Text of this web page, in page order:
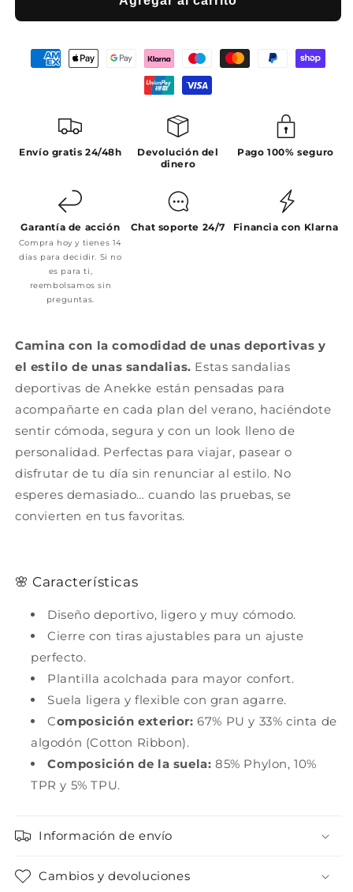
Envío gratis 24/48h
Devolución del
dinero
Pago 100% seguro
Garantía de acción
Compra hoy y tienes 14
días para decidir. Si no
es para ti,
reembolsamos sin
preguntas.
Chat soporte 24/7 Financia con Klarna
Camina con la comodidad de unas deportivas y
el estilo de unas sandalias. Estas sandalias
deportivas de Anekke están pensadas para
acompañarte en cada plan del verano, haciéndote
sentir cómoda, segura y con un look lleno de
personalidad. Perfectas para viajar, pasear o
disfrutar de tu día sin renunciar al estilo. No
esperes demasiado… cuando las pruebas, se
convierten en tus favoritas.
🌸 Características
Diseño deportivo, ligero y muy cómodo.
Cierre con tiras ajustables para un ajuste
perfecto.
Plantilla acolchada para mayor confort.
Suela ligera y flexible con gran agarre.
Composición exterior: 67% PU y 33% cinta de
algodón (Cotton Ribbon).
Composición de la suela: 85% Phylon, 10%
TPR y 5% TPU.
Información de envío
Cambios y devoluciones